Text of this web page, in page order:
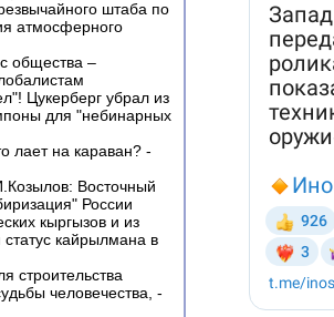
штаба по
атмосферного
общества –
Цукерберг убрал из
для "небинарных
лает на караван? -
Восточный
России
кыргызов и из
статус кайрылмана в
строительства
человечества, -